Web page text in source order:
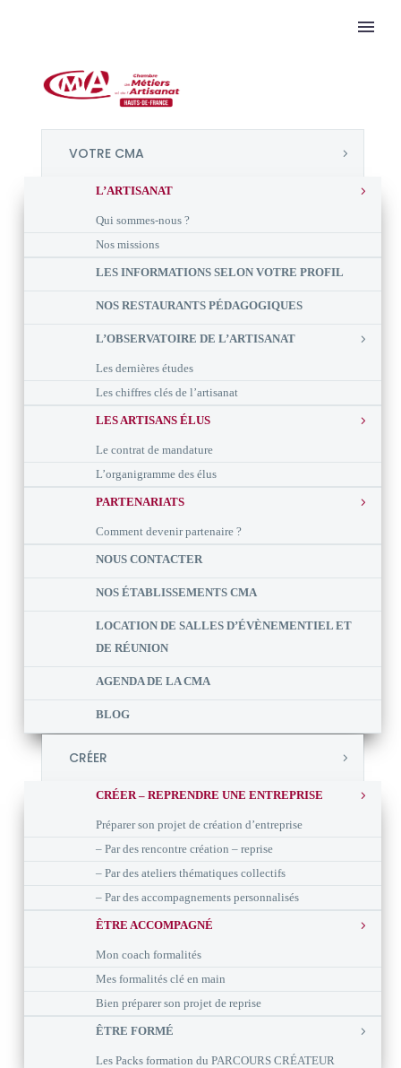
VOTRE CMA
L’ARTISANAT
Qui sommes-nous ?
Nos missions
LES INFORMATIONS SELON VOTRE PROFIL
NOS RESTAURANTS PÉDAGOGIQUES
L’OBSERVATOIRE DE L’ARTISANAT
Les dernières études
Les chiffres clés de l’artisanat
LES ARTISANS ÉLUS
Le contrat de mandature
L’organigramme des élus
PARTENARIATS
Comment devenir partenaire ?
NOUS CONTACTER
NOS ÉTABLISSEMENTS CMA
LOCATION DE SALLES D’ÉVÈNEMENTIEL ET
DE RÉUNION
AGENDA DE LA CMA
BLOG
CRÉER
CRÉER – REPRENDRE UNE ENTREPRISE
Préparer son projet de création d’entreprise
– Par des rencontre création – reprise
– Par des ateliers thématiques collectifs
– Par des accompagnements personnalisés
ÊTRE ACCOMPAGNÉ
Mon coach formalités
Mes formalités clé en main
Bien préparer son projet de reprise
ÊTRE FORMÉ
Les Packs formation du PARCOURS CRÉATEUR